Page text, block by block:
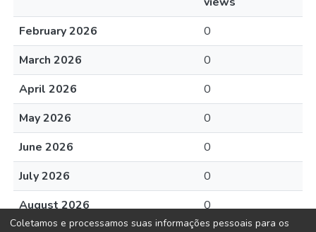
February 2026
0
March 2026
0
April 2026
0
May 2026
0
June 2026
0
July 2026
0
August 2026
0
Coletamos e processamos suas informações pessoais para os